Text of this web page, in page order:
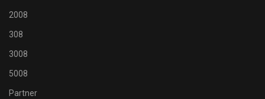
2008
308
3008
5008
Partner